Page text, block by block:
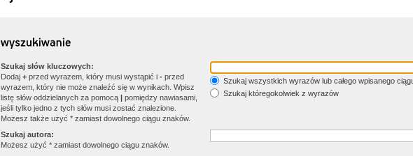
Szukaj słów kluczowych:
Dodaj + przed wyrazem, który musi wystąpić i - przed
wyrazem, który nie może znaleźć się w wynikach. Wpisz
listę słów oddzielanych za pomocą
pomiędzy nawiasami,
jeśli tylko jedno z tych słów musi zostać znalezione.
Możesz także użyć * zamiast dowolnego ciągu znaków.
Szukaj wszystkich wyrazów lub całego wpisanego
Szukaj któregokolwiek z wyrazów
Szukaj autora:
Możesz użyć * zamiast dowolnego ciągu znaków.